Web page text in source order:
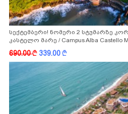
სექტემბერი! ნომერი 2 სტუმარზე
კასტელო მარე / Campus Alba Castello
690.00k 339.00k